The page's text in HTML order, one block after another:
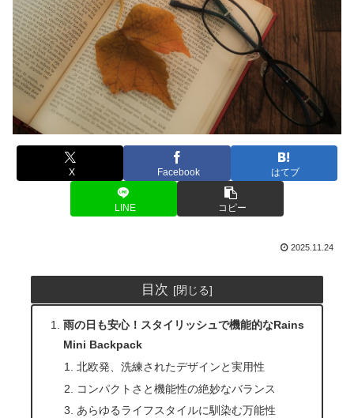
X Facebook はてブ
LINE コピー
2025.11.24
目次
雨の日も安心！スタイリッシュで機能的なRains
Mini Backpack
北欧発、洗練されたデザインと実用性
コンパクトさと機能性の絶妙なバランス
あらゆるライフスタイルに馴染む万能性